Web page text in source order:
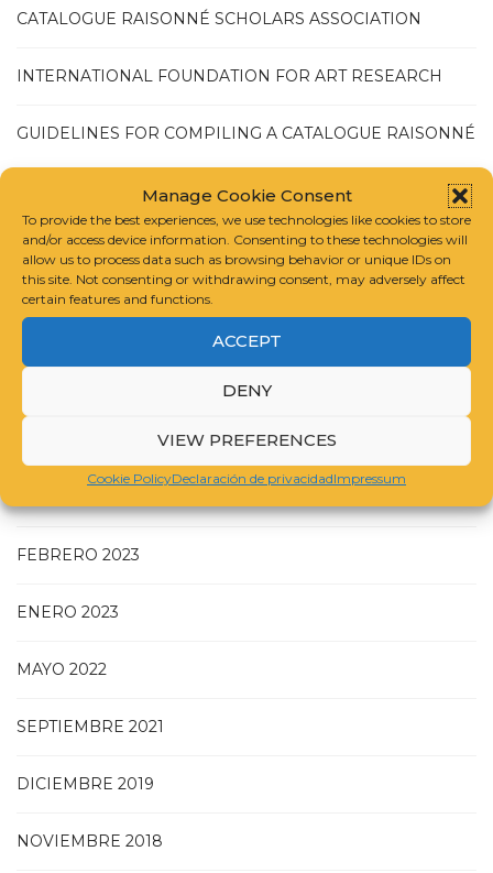
Manage Cookie Consent
To provide the best experiences, we use technologies like cookies to store
and/or access device information. Consenting to these technologies will
allow us to process data such as browsing behavior or unique IDs on
this site. Not consenting or withdrawing consent, may adversely affect
certain features and functions.
ACCEPT
DENY
VIEW PREFERENCES
Cookie PolicyDeclaración de privacidadImpressum
CATALOGUE RAISONNÉ SCHOLARS ASSOCIATION
INTERNATIONAL FOUNDATION FOR ART RESEARCH
GUIDELINES FOR COMPILING A CATALOGUE RAISONNÉ
JULIO 2025
MAYO 2025
FEBRERO 2023
ENERO 2023
MAYO 2022
SEPTIEMBRE 2021
DICIEMBRE 2019
NOVIEMBRE 2018